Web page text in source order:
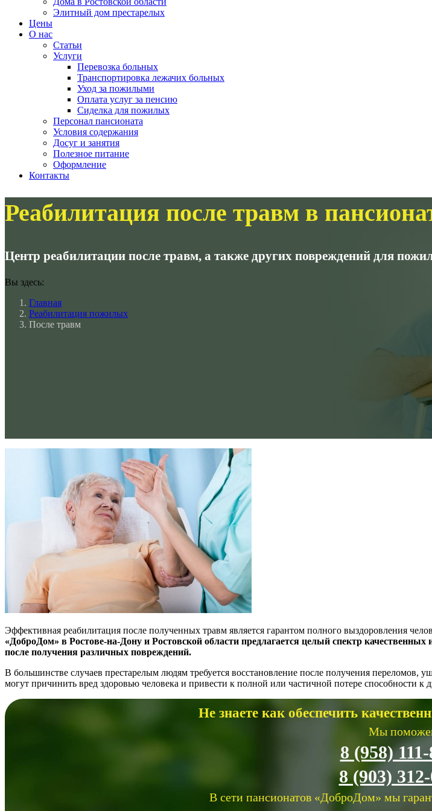
Элитный дом престарелых
Цены
О нас
Статьи
Услуги
Перевозка больных
Транспортировка лежачих больных
Уход за пожилыми
Оплата услуг за пенсию
Сиделка для пожилых
Персонал пансионата
Условия содержания
Досуг и занятия
Полезное питание
Оформление
Контакты
Реабилитация после травм в
Центр реабилитации после травм, а также других повреждений для
Вы здесь:
Главная
Реабилитация пожилых
После травм
Эффективная реабилитация после полученных травм является гарантом полного выздоровления
«ДоброДом» в Ростове-на-Дону и Ростовской области предлагается целый спектр качественных
после получения различных повреждений.
В большинстве случаев престарелым людям требуется восстановление после получения
могут причинить вред здоровью человека и привести к полной или частичной потере способности к
Не знаете как обеспечить
Мы
8 (958)
8 (903)
В сети пансионатов «ДоброДом» мы